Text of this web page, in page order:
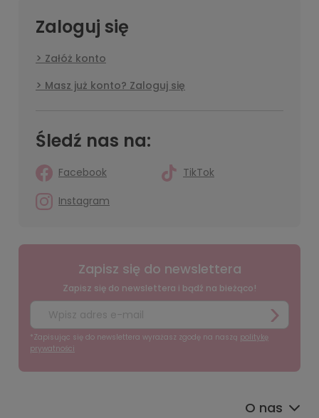
Zaloguj się
Załóż konto
Masz już konto? Zaloguj się
Śledź nas na:
Facebook
TikTok
Instagram
Zapisz się do newslettera
Zapisz się do newslettera i bądź na bieżąco!
*Zapisując się do newslettera wyrażasz zgodę na naszą politykę
prywatności
O nas